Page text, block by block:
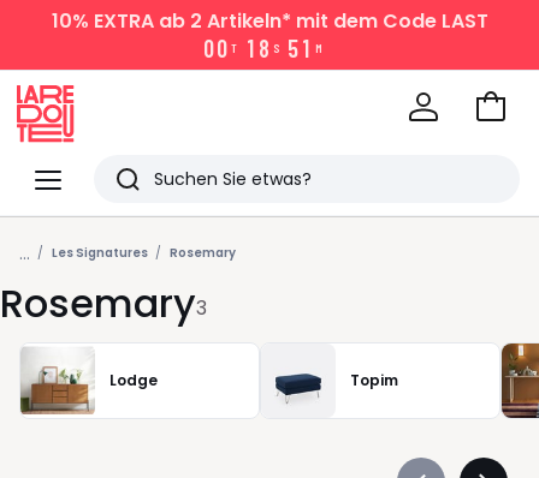
10% EXTRAab 2 Artikeln* mit dem Code LAST
00 T 1 8 S 51 M
Menü
Redoute
Suchen
Zuletzt
angesehen
Artikel
Zum
... Les Signatures Rosemary
Rosemary3
Lodge Topim